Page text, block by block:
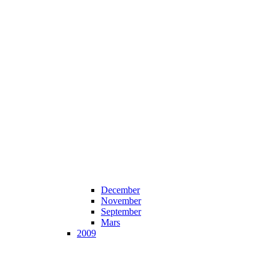
December
November
September
Mars
2009